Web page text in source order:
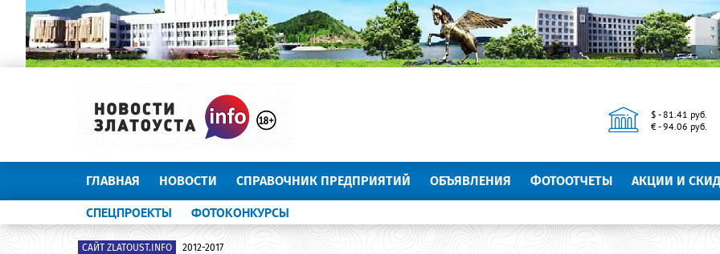
$ - 81.41 руб.
€ - 94.06 руб.
ГЛАВНАЯ НОВОСТИ СПРАВОЧНИК ПРЕДПРИЯТИЙ ОБЪЯВЛЕНИЯ ФОТООТЧЕТЫ АКЦИИ И
СПЕЦПРОЕКТЫ ФОТОКОНКУРСЫ
САЙТ ZLATOUST.INFO 2012-2017